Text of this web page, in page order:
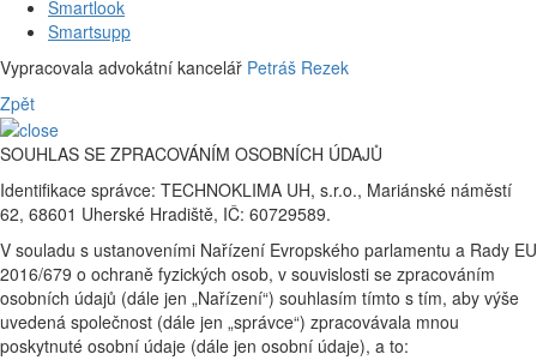
Smartlook
Smartsupp
Vypracovala advokátní kancelář Petráš Rezek
Zpět
SOUHLAS SE ZPRACOVÁNÍM OSOBNÍCH ÚDAJŮ
Identifikace správce: TECHNOKLIMA UH, s.r.o., Mariánské náměstí
62, 68601 Uherské Hradiště, IČ: 60729589.
V souladu s ustanoveními Nařízení Evropského parlamentu a Rady EU
2016/679 o ochraně fyzických osob, v souvislosti se zpracováním
osobních údajů (dále jen „Nařízení“) souhlasím tímto s tím, aby výše
uvedená společnost (dále jen „správce“) zpracovávala mnou
poskytnuté osobní údaje (dále jen osobní údaje), a to: